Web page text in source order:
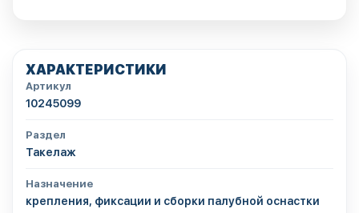
ХАРАКТЕРИСТИКИ
Артикул
10245099
Раздел
Такелаж
Назначение
крепления, фиксации и сборки палубной оснастки